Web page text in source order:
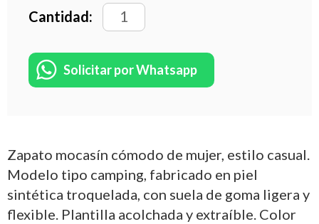
Cantidad:
Solicitar por Whatsapp
Zapato mocasín cómodo de mujer, estilo casual.
Modelo tipo camping, fabricado en piel
sintética troquelada, con suela de goma ligera y
flexible. Plantilla acolchada y extraíble. Color